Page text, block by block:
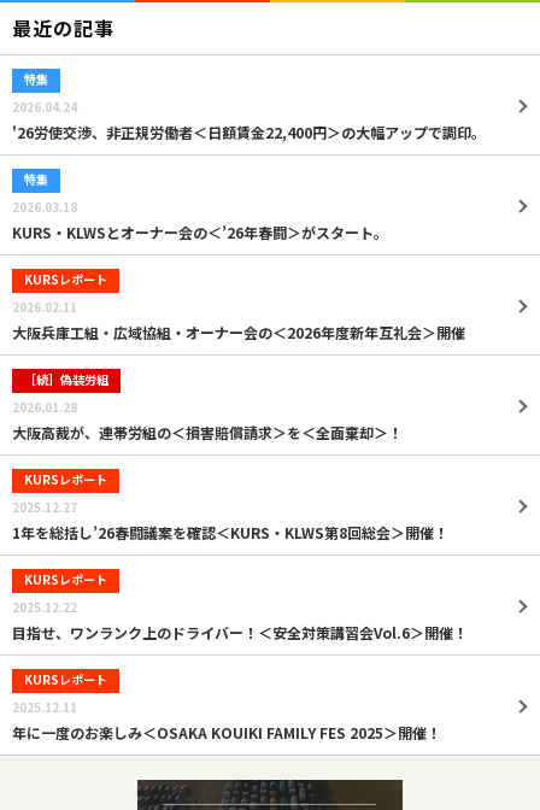
最近の記事
特集
2026.04.24
'26労使交渉、非正規労働者＜日額賃金22,400円＞の大幅アップで調印。
特集
2026.03.18
KURS・KLWSとオーナー会の＜’26年春闘＞がスタート。
KURSレポート
2026.02.11
大阪兵庫工組・広域協組・オーナー会の＜2026年度新年互礼会＞開催
［続］偽装労組
2026.01.28
大阪高裁が、連帯労組の＜損害賠償請求＞を＜全面棄却＞！
KURSレポート
2025.12.27
1年を総括し’26春闘議案を確認＜KURS・KLWS第8回総会＞開催！
KURSレポート
2025.12.22
目指せ、ワンランク上のドライバー！＜安全対策講習会Vol.6＞開催！
KURSレポート
2025.12.11
年に一度のお楽しみ＜OSAKA KOUIKI FAMILY FES 2025＞開催！